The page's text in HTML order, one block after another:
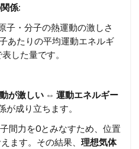
係:
子・分子の熱運動の激しさ
あたりの平均運動エネルギ
した量です。
が激しい ⇔ 運動エネルギー
が成り立ちます。
間力を0とみなすため、位置
ます。その結果、理想気体